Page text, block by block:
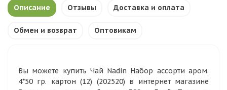
Описание Отзывы Доставка и оплата
Обмен и возврат Оптовикам
Вы можете купить Чай Nadin Набор ассорти аром.
4*50 гр. картон (12) (202520) в интернет магазине